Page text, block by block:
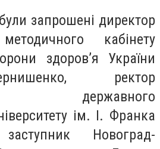
запрошені директор
кабінету
здоров’я України
ректор
державного
ім. І. Франка
Новоград-